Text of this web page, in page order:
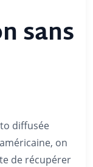
sans
diffusée
on
de récupérer